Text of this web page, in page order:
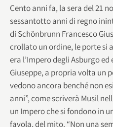
Cento anni fa, la sera del 21
sessantotto anni di regno
di Schönbrunn Francesco
crollato un ordine, le porte si
era l’Impero degli Asburgo
Giuseppe, a propria volta un
vedono ancora benché non
anni”, come scriverà Musil
un Impero che si fondono in
favola, del mito. “Non una